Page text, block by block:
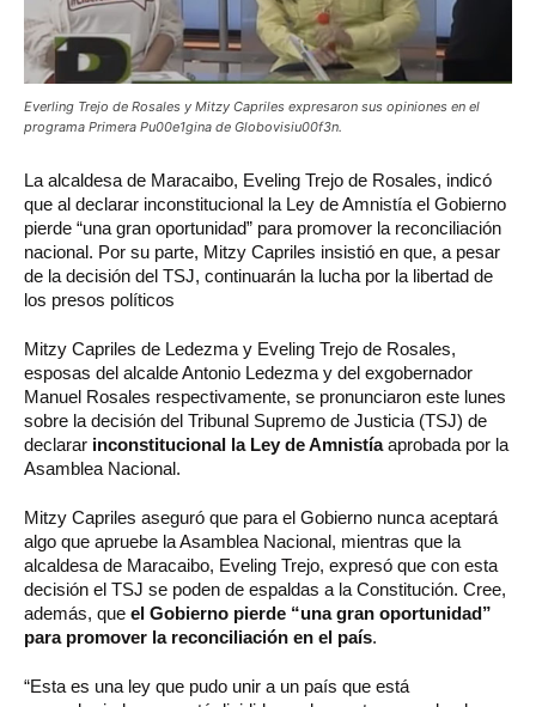
Everling Trejo de Rosales y Mitzy Capriles expresaron sus opiniones en el
programa Primera Pu00e1gina de Globovisiu00f3n.
La alcaldesa de Maracaibo, Eveling Trejo de Rosales, indicó
que al declarar inconstitucional la Ley de Amnistía el Gobierno
pierde “una gran oportunidad” para promover la reconciliación
nacional. Por su parte, Mitzy Capriles insistió en que, a pesar
de la decisión del TSJ, continuarán la lucha por la libertad de
los presos políticos
Mitzy Capriles de Ledezma y Eveling Trejo de Rosales,
esposas del alcalde Antonio Ledezma y del exgobernador
Manuel Rosales respectivamente, se pronunciaron este lunes
sobre la decisión del Tribunal Supremo de Justicia (TSJ) de
declarar inconstitucional la Ley de Amnistíaaprobada por la
Asamblea Nacional.
Mitzy Capriles aseguró que para el Gobierno nunca aceptará
algo que apruebe la Asamblea Nacional, mientras que la
alcaldesa de Maracaibo, Eveling Trejo, expresó que con esta
decisión el TSJ se poden de espaldas a la Constitución. Cree,
además, que el Gobierno pierde “una gran oportunidad”
para promover la reconciliación en el país.
“Esta es una ley que pudo unir a un país que está